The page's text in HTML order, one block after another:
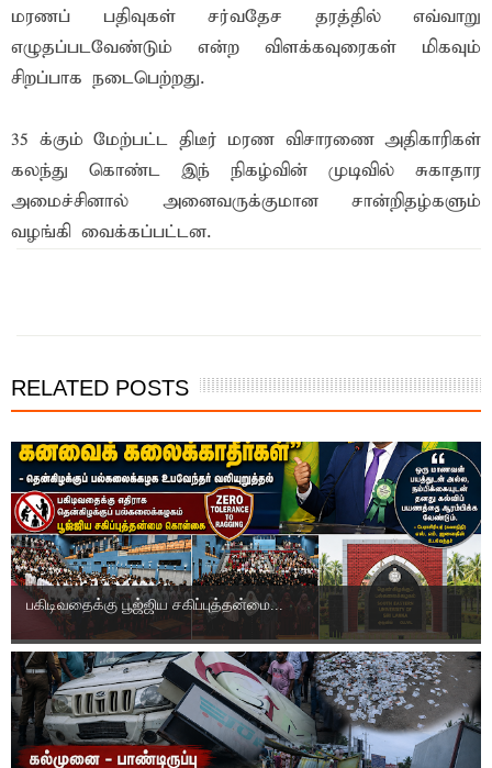
மரணப் பதிவுகள் சர்வதேச தரத்தில் எவ்வாறு
எழுதப்படவேண்டும் என்ற விளக்கவுரைகள் மிகவும்
சிறப்பாக நடைபெற்றது.
35 க்கும் மேற்பட்ட திடீர் மரண விசாரணை அதிகாரிகள்
கலந்து கொண்ட இந் நிகழ்வின் முடிவில் சுகாதார
அமைச்சினால் அனைவருக்குமான சான்றிதழ்களும்
வழங்கி வைக்கப்பட்டன.
RELATED POSTS
பகிடிவதைக்கு பூஜ்ஜிய சகிப்புத்தன்மை...